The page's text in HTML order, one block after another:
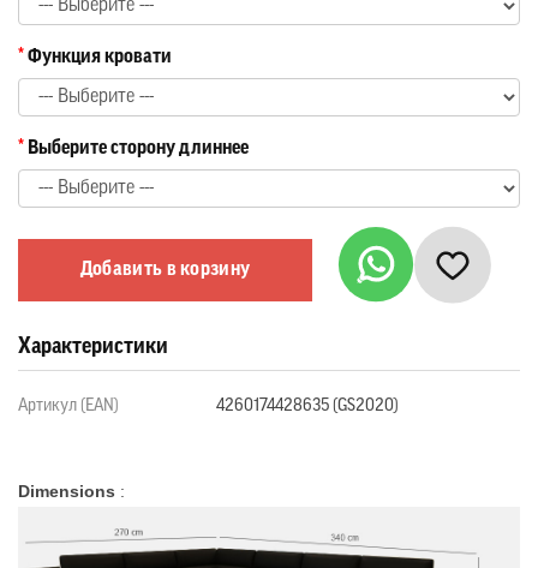
Функция кровати
Выберите сторону длиннее
Добавить в корзину
Характеристики
Артикул (EAN) 4260174428635 (GS2020)
Dimensions :